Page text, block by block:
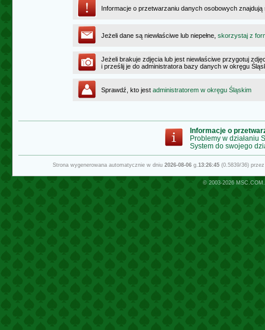
Informacje o przetwarzaniu danych osobowych
Jeżeli dane są niewłaściwe lub niepełne, skorzystaj z
Jeżeli brakuje zdjęcia lub jest niewłaściwe przygotuj
i prześlij je do administratora bazy danych w okręgu
Sprawdź, kto jest administratorem w okręgu Śląskim
Informacje o
Problemy w działaniu
System do swojego
Strona wygenerowana automatycznie w dniu 2026-08-06g.13:26:45(0.5839/36)
© 2003-2026